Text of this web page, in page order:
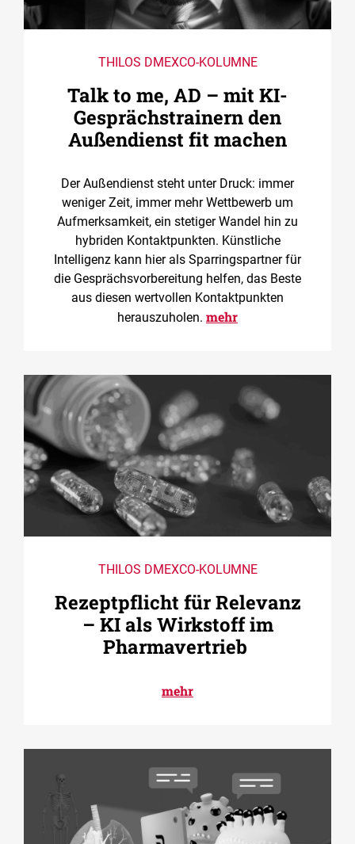
THILOS DMEXCO-KOLUMNE
Talk to me, AD – mit KI-
Gesprächstrainern den
Außendienst fit machen
Der Außendienst steht unter Druck: immer
weniger Zeit, immer mehr Wettbewerb um
Aufmerksamkeit, ein stetiger Wandel hin zu
hybriden Kontaktpunkten. Künstliche
Intelligenz kann hier als Sparringspartner für
die Gesprächsvorbereitung helfen, das Beste
aus diesen wertvollen Kontaktpunkten
herauszuholen. mehr
THILOS DMEXCO-KOLUMNE
Rezeptpflicht für Relevanz
– KI als Wirkstoff im
Pharmavertrieb
mehr